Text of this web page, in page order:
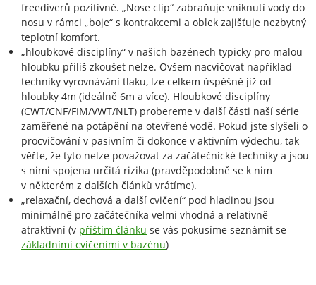
freediverů pozitivně. „Nose clip“ zabraňuje vniknutí vody do
nosu v rámci „boje“ s kontrakcemi a oblek zajišťuje nezbytný
teplotní komfort.
„hloubkové disciplíny“ v našich bazénech typicky pro malou
hloubku příliš zkoušet nelze. Ovšem nacvičovat například
techniky vyrovnávání tlaku, lze celkem úspěšně již od
hloubky 4m (ideálně 6m a více). Hloubkové disciplíny
(CWT/CNF/FIM/VWT/NLT) probereme v další části naší série
zaměřené na potápění na otevřené vodě. Pokud jste slyšeli o
procvičování v pasivním či dokonce v aktivním výdechu, tak
věřte, že tyto nelze považovat za začátečnické techniky a jsou
s nimi spojena určitá rizika (pravděpodobně se k nim
v některém z dalších článků vrátíme).
„relaxační, dechová a další cvičení“ pod hladinou jsou
minimálně pro začátečníka velmi vhodná a relativně
atraktivní (v příštím článku se vás pokusíme seznámit se
základními cvičeními v bazénu)